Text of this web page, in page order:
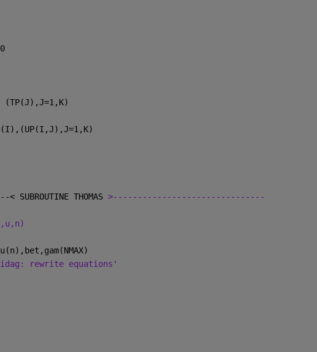
(TP(J),J=1,K)
THOMAS >-------------------------------
rewrite equations'